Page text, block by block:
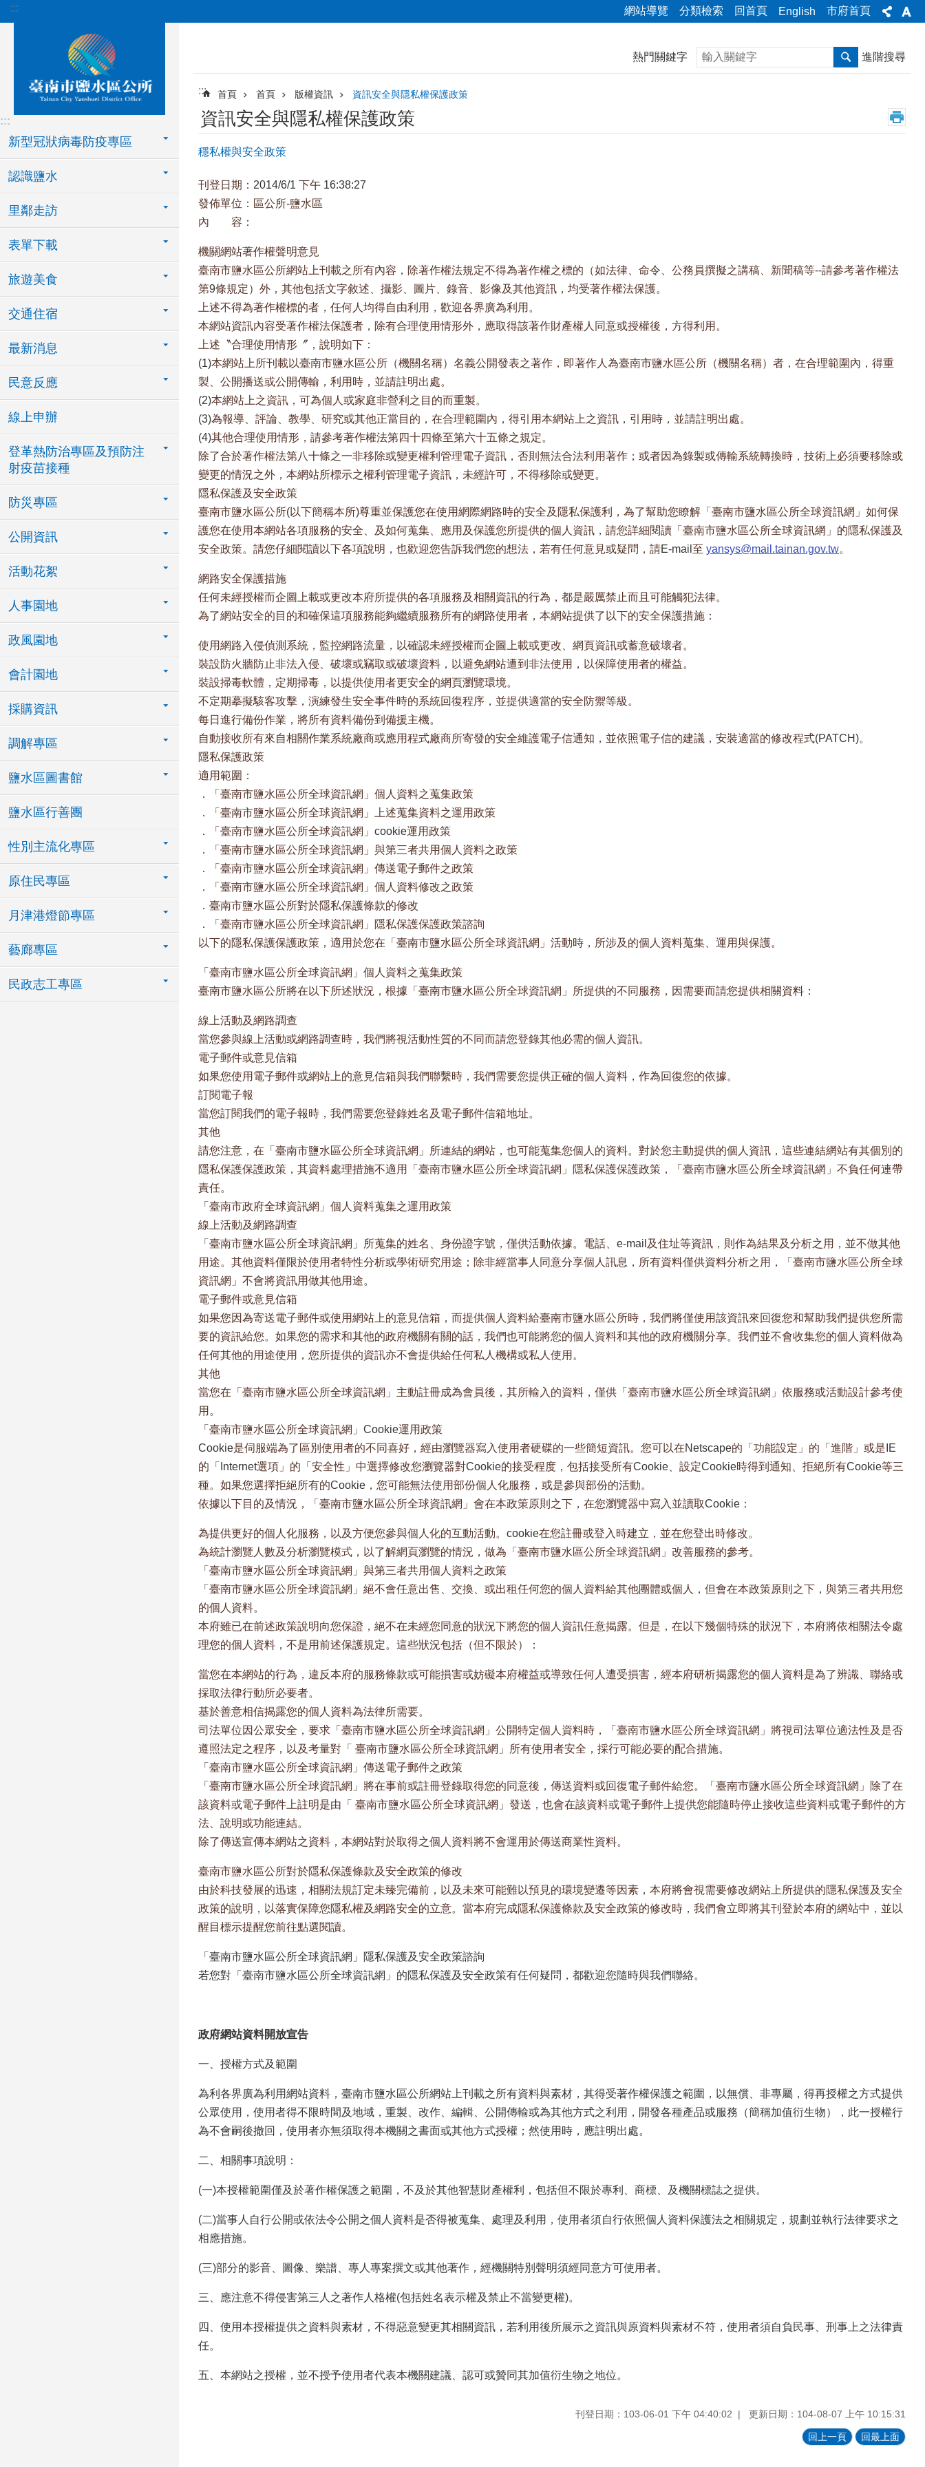
跳到主要內容區塊
::: 網站導覽 分類檢索 回首頁 English 市府首頁
:::
新型冠狀病毒防疫專區
認識鹽水
里鄰走訪
表單下載
旅遊美食
交通住宿
最新消息
民意反應
線上申辦
登革熱防治專區及預防注
射疫苗接種
防災專區
公開資訊
活動花絮
人事園地
政風園地
會計園地
採購資訊
調解專區
鹽水區圖書館
鹽水區行善團
性別主流化專區
原住民專區
月津港燈節專區
藝廊專區
民政志工專區
熱門關鍵字 搜尋 進階搜尋
::: 首頁 首頁 版權資訊 資訊安全與隱私權保護政策
資訊安全與隱私權保護政策
穩私權與安全政策
刊登日期： 2014/6/1 下午 16:38:27
發佈單位：區公所-鹽水區
內 容：
機關網站著作權聲明意見
臺南市鹽水區公所網站上刊載之所有內容，除著作權法規定不得為著作權之標的（如法律、命令、公務員撰擬之講稿、新聞稿等--請參考著作權法
第9條規定）外，其他包括文字敘述、攝影、圖片、錄音、影像及其他資訊，均受著作權法保護。
上述不得為著作權標的者，任何人均得自由利用，歡迎各界廣為利用。
本網站資訊內容受著作權法保護者，除有合理使用情形外，應取得該著作財產權人同意或授權後，方得利用。
上述〝合理使用情形〞，說明如下：
(1)本網站上所刊載以臺南市鹽水區公所（機關名稱）名義公開發表之著作，即著作人為臺南市鹽水區公所（機關名稱）者，在合理範圍內，得重
製、公開播送或公開傳輸，利用時，並請註明出處。
(2)本網站上之資訊，可為個人或家庭非營利之目的而重製。
(3)為報導、評論、教學、研究或其他正當目的，在合理範圍內，得引用本網站上之資訊，引用時，並請註明出處。
(4)其他合理使用情形，請參考著作權法第四十四條至第六十五條之規定。
除了合於著作權法第八十條之一非移除或變更權利管理電子資訊，否則無法合法利用著作；或者因為錄製或傳輸系統轉換時，技術上必須要移除或
變更的情況之外，本網站所標示之權利管理電子資訊，未經許可，不得移除或變更。
隱私保護及安全政策
臺南市鹽水區公所(以下簡稱本所)尊重並保護您在使用網際網路時的安全及隱私保護利，為了幫助您瞭解「臺南市鹽水區公所全球資訊網」如何保
護您在使用本網站各項服務的安全、及如何蒐集、應用及保護您所提供的個人資訊，請您詳細閱讀「臺南市鹽水區公所全球資訊網」的隱私保護及
安全政策。請您仔細閱讀以下各項說明，也歡迎您告訴我們您的想法，若有任何意見或疑問，請E-mail 至 yansys@mail.tainan.gov.tw。
網路安全保護措施
任何未經授權而企圖上載或更改本府所提供的各項服務及相關資訊的行為，都是嚴厲禁止而且可能觸犯法律。
為了網站安全的目的和確保這項服務能夠繼續服務所有的網路使用者，本網站提供了以下的安全保護措施：
使用網路入侵偵測系統，監控網路流量，以確認未經授權而企圖上載或更改、網頁資訊或蓄意破壞者。
裝設防火牆防止非法入侵、破壞或竊取或破壞資料，以避免網站遭到非法使用，以保障使用者的權益。
裝設掃毒軟體，定期掃毒，以提供使用者更安全的網頁瀏覽環境。
不定期摹擬駭客攻擊，演練發生安全事件時的系統回復程序，並提供適當的安全防禦等級。
每日進行備份作業，將所有資料備份到備援主機。
自動接收所有來自相關作業系統廠商或應用程式廠商所寄發的安全維護電子信通知，並依照電子信的建議，安裝適當的修改程式(PATCH)。
隱私保護政策
適用範圍：
．「臺南市鹽水區公所全球資訊網」個人資料之蒐集政策
．「臺南市鹽水區公所全球資訊網」上述蒐集資料之運用政策
．「臺南市鹽水區公所全球資訊網」 cookie運用政策
．「臺南市鹽水區公所全球資訊網」與第三者共用個人資料之政策
．「臺南市鹽水區公所全球資訊網」傳送電子郵件之政策
．「臺南市鹽水區公所全球資訊網」個人資料修改之政策
．臺南市鹽水區公所對於隱私保護條款的修改
．「臺南市鹽水區公所全球資訊網」隱私保護保護政策諮詢
以下的隱私保護保護政策，適用於您在「臺南市鹽水區公所全球資訊網」活動時，所涉及的個人資料蒐集、運用與保護。
「臺南市鹽水區公所全球資訊網」個人資料之蒐集政策
臺南市鹽水區公所將在以下所述狀況，根據「臺南市鹽水區公所全球資訊網」所提供的不同服務，因需要而請您提供相關資料：
線上活動及網路調查
當您參與線上活動或網路調查時，我們將視活動性質的不同而請您登錄其他必需的個人資訊。
電子郵件或意見信箱
如果您使用電子郵件或網站上的意見信箱與我們聯繫時，我們需要您提供正確的個人資料，作為回復您的依據。
訂閱電子報
當您訂閱我們的電子報時，我們需要您登錄姓名及電子郵件信箱地址。
其他
請您注意，在「臺南市鹽水區公所全球資訊網」所連結的網站，也可能蒐集您個人的資料。對於您主動提供的個人資訊，這些連結網站有其個別的
隱私保護保護政策，其資料處理措施不適用「臺南市鹽水區公所全球資訊網」隱私保護保護政策，「臺南市鹽水區公所全球資訊網」不負任何連帶
責任。
「臺南市政府全球資訊網」個人資料蒐集之運用政策
線上活動及網路調查
「臺南市鹽水區公所全球資訊網」所蒐集的姓名、身份證字號，僅供活動依據。電話、 e-mail 及住址等資訊，則作為結果及分析之用，並不做其他
用途。其他資料僅限於使用者特性分析或學術研究用途；除非經當事人同意分享個人訊息，所有資料僅供資料分析之用，「臺南市鹽水區公所全球
資訊網」不會將資訊用做其他用途。
電子郵件或意見信箱
如果您因為寄送電子郵件或使用網站上的意見信箱，而提供個人資料給臺南市鹽水區公所時，我們將僅使用該資訊來回復您和幫助我們提供您所需
要的資訊給您。如果您的需求和其他的政府機關有關的話，我們也可能將您的個人資料和其他的政府機關分享。我們並不會收集您的個人資料做為
任何其他的用途使用，您所提供的資訊亦不會提供給任何私人機構或私人使用。
其他
當您在「臺南市鹽水區公所全球資訊網」主動註冊成為會員後，其所輸入的資料，僅供「臺南市鹽水區公所全球資訊網」依服務或活動設計參考使
用。
「臺南市鹽水區公所全球資訊網」 Cookie運用政策
Cookie是伺服端為了區別使用者的不同喜好，經由瀏覽器寫入使用者硬碟的一些簡短資訊。您可以在Netscape的「功能設定」的「進階」或是 IE
的「
Internet選項」的「安全性」中選擇修改您瀏覽器對Cookie的接受程度，包括接受所有Cookie 、設定Cookie時得到通知、拒絕所有Cookie等三
種。如果您選擇拒絕所有的Cookie ，您可能無法使用部份個人化服務，或是參與部份的活動。
依據以下目的及情況，「臺南市鹽水區公所全球資訊網」會在本政策原則之下，在您瀏覽器中寫入並讀取Cookie ：
為提供更好的個人化服務，以及方便您參與個人化的互動活動。 cookie在您註冊或登入時建立，並在您登出時修改。
為統計瀏覽人數及分析瀏覽模式，以了解網頁瀏覽的情況，做為「臺南市鹽水區公所全球資訊網」改善服務的參考。
「臺南市鹽水區公所全球資訊網」與第三者共用個人資料之政策
「臺南市鹽水區公所全球資訊網」絕不會任意出售、交換、或出租任何您的個人資料給其他團體或個人，但會在本政策原則之下，與第三者共用您
的個人資料。
本府雖已在前述政策說明向您保證，絕不在未經您同意的狀況下將您的個人資訊任意揭露。但是，在以下幾個特殊的狀況下，本府將依相關法令處
理您的個人資料，不是用前述保護規定。這些狀況包括（但不限於）：
當您在本網站的行為，違反本府的服務條款或可能損害或妨礙本府權益或導致任何人遭受損害，經本府研析揭露您的個人資料是為了辨識、聯絡或
採取法律行動所必要者。
基於善意相信揭露您的個人資料為法律所需要。
司法單位因公眾安全，要求「臺南市鹽水區公所全球資訊網」公開特定個人資料時，「臺南市鹽水區公所全球資訊網」將視司法單位適法性及是否
遵照法定之程序，以及考量對「 臺南市鹽水區公所全球資訊網」所有使用者安全，採行可能必要的配合措施。
「臺南市鹽水區公所全球資訊網」傳送電子郵件之政策
「臺南市鹽水區公所全球資訊網」將在事前或註冊登錄取得您的同意後，傳送資料或回復電子郵件給您。「臺南市鹽水區公所全球資訊網」除了在
該資料或電子郵件上註明是由「 臺南市鹽水區公所全球資訊網」發送，也會在該資料或電子郵件上提供您能隨時停止接收這些資料或電子郵件的方
法、說明或功能連結。
除了傳送宣傳本網站之資料，本網站對於取得之個人資料將不會運用於傳送商業性資料。
臺南市鹽水區公所對於隱私保護條款及安全政策的修改
由於科技發展的迅速，相關法規訂定未臻完備前，以及未來可能難以預見的環境變遷等因素，本府將會視需要修改網站上所提供的隱私保護及安全
政策的說明，以落實保障您隱私權及網路安全的立意。當本府完成隱私保護條款及安全政策的修改時，我們會立即將其刊登於本府的網站中，並以
醒目標示提醒您前往點選閱讀。
「臺南市鹽水區公所全球資訊網」隱私保護及安全政策諮詢
若您對「臺南市鹽水區公所全球資訊網」的隱私保護及安全政策有任何疑問，都歡迎您隨時與我們聯絡。
政府網站資料開放宣告
一、授權方式及範圍
為利各界廣為利用網站資料，臺南市鹽水區公所網站上刊載之所有資料與素材，其得受著作權保護之範圍，以無償、非專屬，得再授權之方式提供
公眾使用，使用者得不限時間及地域，重製、改作、編輯、公開傳輸或為其他方式之利用，開發各種產品或服務（簡稱加值衍生物），此一授權行
為不會嗣後撤回，使用者亦無須取得本機關之書面或其他方式授權；然使用時，應註明出處。
二、相關事項說明：
(一)本授權範圍僅及於著作權保護之範圍，不及於其他智慧財產權利，包括但不限於專利、商標、及機關標誌之提供。
(二)當事人自行公開或依法令公開之個人資料是否得被蒐集、處理及利用，使用者須自行依照個人資料保護法之相關規定，規劃並執行法律要求之
相應措施。
(三)部分的影音、圖像、樂譜、專人專案撰文或其他著作，經機關特別聲明須經同意方可使用者。
三、應注意不得侵害第三人之著作人格權(包括姓名表示權及禁止不當變更權)。
四、使用本授權提供之資料與素材，不得惡意變更其相關資訊，若利用後所展示之資訊與原資料與素材不符，使用者須自負民事、刑事上之法律責
任。
五、本網站之授權，並不授予使用者代表本機關建議、認可或贊同其加值衍生物之地位。
刊登日期：103-06-01 下午 04:40:02 更新日期：104-08-07 上午 10:15:31
回上一頁 回最上面